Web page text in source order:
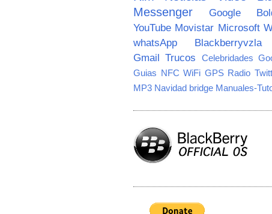
Messenger
Google
YouTube Movistar Microsoft
whatsApp
Blackberryvzla
Gmail Trucos Celebridades
Guias NFC WiFi GPS Radio
MP3 Navidad bridge Manuales-